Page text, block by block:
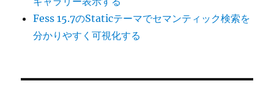
Fess 15.7のStaticテーマでセマンティック検索を
分かりやすく可視化する